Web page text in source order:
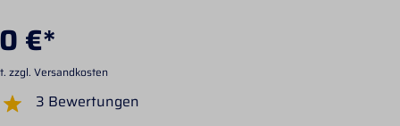
€*
zzgl. Versandkosten
von 5 von 5 Sternen
3 Bewertungen